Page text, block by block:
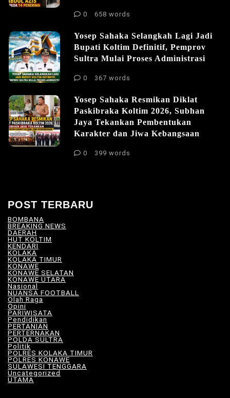
0 658 words
Yosep Sahaka Selangkah Lagi Jadi
Bupati Koltim Definitif, Pemprov
Sultra Mulai Proses Administrasi
0 367 words
Yosep Sahaka Resmikan Diklat
Paskibraka Koltim 2026, Subhan
Jaya Tekankan Pembentukan
Karakter dan Jiwa Kebangsaan
0 399 words
POST TERBARU
BOMBANA
BREAKING NEWS
DAERAH
HUT KOLTIM
KENDARI
KOLAKA
KOLAKA TIMUR
KONAWE
KONAWE SELATAN
KONAWE UTARA
Nasional
NUANSA FOOTBALL
Olah Raga
Opini (5)
PARIWISATA
Pendidikan
PERTANIAN
PERTERNAKAN
POLDA SULTRA
Politik
POLRES KOLAKA TIMUR
POLRES KONAWE
SULAWESI TENGGARA
Uncategorized
UTAMA(180)